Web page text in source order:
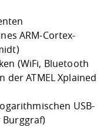
ARM-Cortex-
(WiFi, Bluetooth
der ATMEL Xplained
USB-